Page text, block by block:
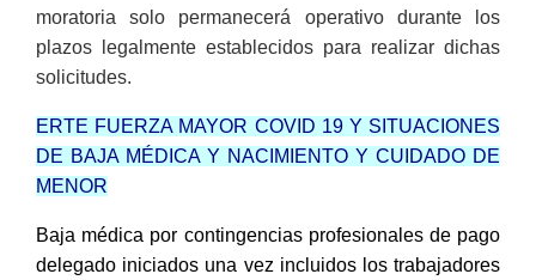
moratoria solo permanecerá operativo durante los
plazos legalmente establecidos para realizar dichas
solicitudes.
ERTE FUERZA MAYOR COVID 19 Y SITUACIONES
DE BAJA MÉDICA Y NACIMIENTO Y CUIDADO DE
MENOR
Baja médica por contingencias profesionales de pago
delegado iniciados una vez incluidos los trabajadores